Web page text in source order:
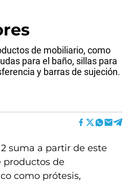
de mobiliario, como
para el baño, sillas para
y barras de sujeción.
suma a partir de este
productos de
como prótesis,